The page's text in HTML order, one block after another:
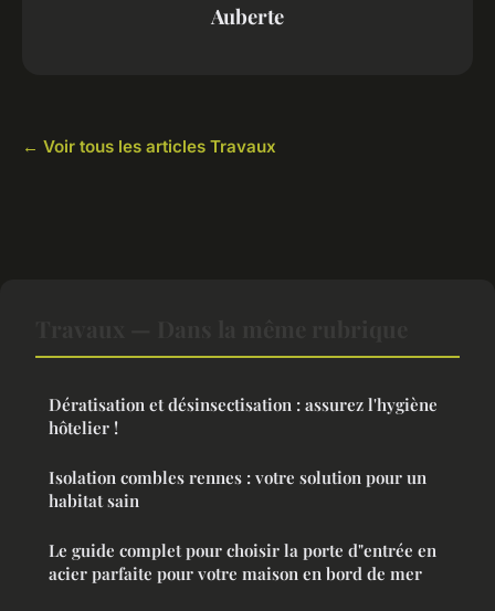
Auberte
← Voir tous les articles Travaux
Dératisation et désinsectisation : assurez l'hygiène
hôtelier !
Isolation combles rennes : votre solution pour un
habitat sain
Le guide complet pour choisir la porte d"entrée en
acier parfaite pour votre maison en bord de mer